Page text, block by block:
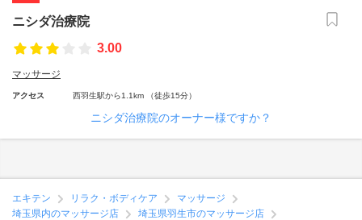
ニシダ治療院
3.00
マッサージ
アクセス 西羽生駅から1.1km （徒歩15分）
ニシダ治療院のオーナー様ですか？
エキテン リラク・ボディケア
マッサージ
埼玉県内のマッサージ店
埼玉県羽生市のマッサージ店